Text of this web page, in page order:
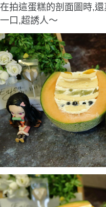
在拍這蛋糕的剖面圖時,
一口,超誘人〜